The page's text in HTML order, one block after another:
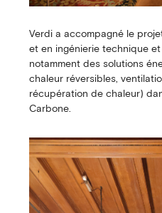
Verdi a accompagné le
et en ingénierie technique
notamment des solutions
chaleur réversibles,
récupération de chaleur)
Carbone.